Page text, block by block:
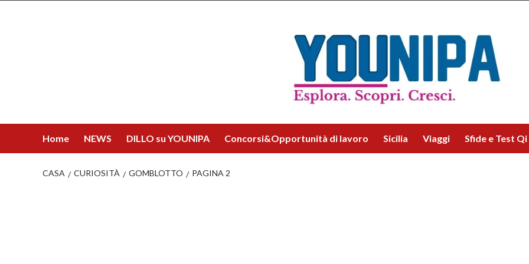
Home NEWS DILLO su YOUNIPA Concorsi&Opportunità di lavoro Sicilia Viaggi Sfide e Test Qi
CASA CURIOSITÀ GOMBLOTTO PAGINA 2